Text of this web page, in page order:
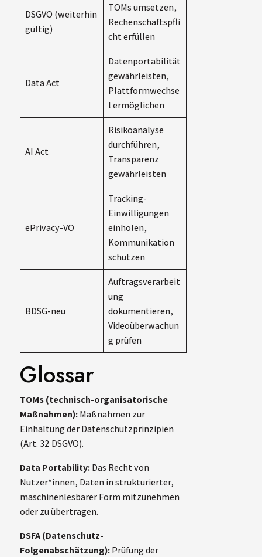
DSGVO (weiterhin
gültig)
TOMs umsetzen,
Rechenschaftspfli
cht erfüllen
Data Act
Datenportabilität
gewährleisten,
Plattformwechse
l ermöglichen
AI Act
Risikoanalyse
durchführen,
Transparenz
gewährleisten
ePrivacy-VO
Tracking-
Einwilligungen
einholen,
Kommunikation
schützen
BDSG-neu
Auftragsverarbeit
ung
dokumentieren,
Videoüberwachun
g prüfen
Glossar
TOMs (technisch-organisatorische
Maßnahmen):Maßnahmen zur
Einhaltung der Datenschutzprinzipien
(Art. 32 DSGVO).
Data Portability:Das Recht von
Nutzer*innen, Daten in strukturierter,
maschinenlesbarer Form mitzunehmen
oder zu übertragen.
DSFA (Datenschutz-
Folgenabschätzung):Prüfung der